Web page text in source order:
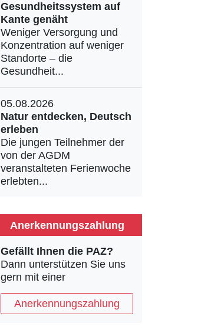
Gesundheitssystem auf
Kante genäht
Weniger Versorgung und
Konzentration auf weniger
Standorte – die
Gesundheit...
05.08.2026
Natur entdecken, Deutsch
erleben
Die jungen Teilnehmer der
von der AGDM
veranstalteten Ferienwoche
erlebten...
Anerkennungszahlung
Gefällt Ihnen die PAZ?
Dann unterstützen Sie uns
gern mit einer
Anerkennungszahlung